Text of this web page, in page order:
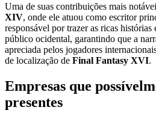
Uma de suas contribuições mais
XIV, onde ele atuou como escritor
responsável por trazer as ricas
público ocidental, garantindo que a
apreciada pelos jogadores
de localização de Final Fantasy XVI.
Empresas que
presentes